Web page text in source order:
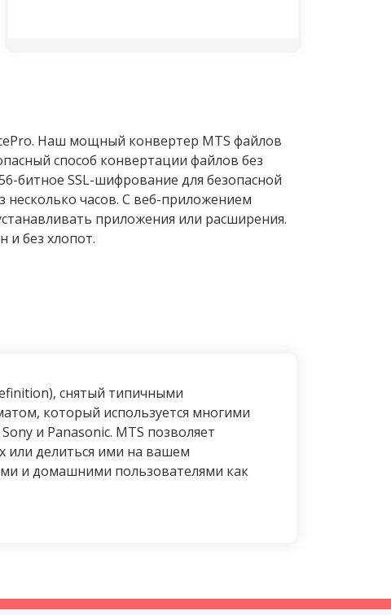
Наш мощный конвертер MTS файлов
способ конвертации файлов без
битное SSL-шифрование для безопасной
несколько часов. С веб-приложением
приложения или расширения.
и без хлопот.
снятый типичными
который используется многими
и Panasonic. MTS позволяет
или делиться ими на вашем
и домашними пользователями как